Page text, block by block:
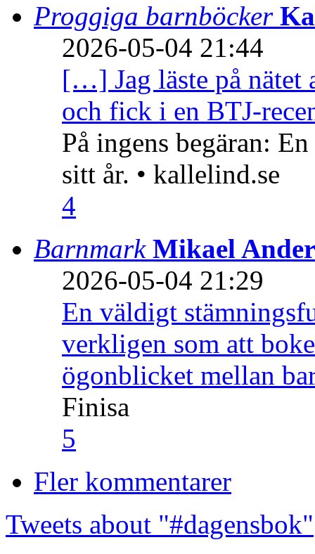
Proggiga barnböcker
2026-05-04 21:44
[…] Jag läste på nätet
och fick i en BTJ-
På ingens begäran:
sitt år. • kallelind.se
4
Barnmark Mikael
2026-05-04 21:29
En väldigt
verkligen som att
ögonblicket mellan
Finisa
5
Fler kommentarer
Tweets about "#dagensbok"